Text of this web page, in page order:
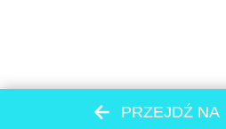
PRZEJDŹ NA